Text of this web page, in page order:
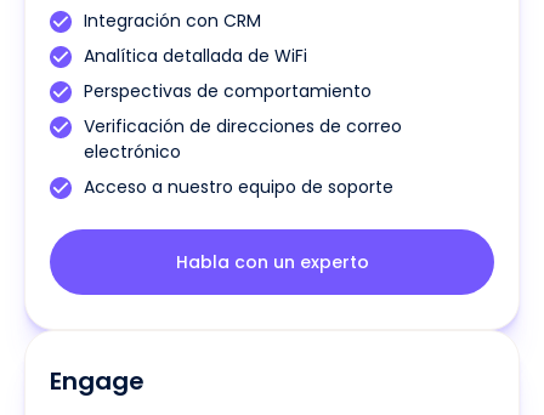
Integración con CRM
Analítica detallada de WiFi
Perspectivas de comportamiento
Verificación de direcciones de correo
electrónico
Acceso a nuestro equipo de soporte
Habla con un experto
Engage